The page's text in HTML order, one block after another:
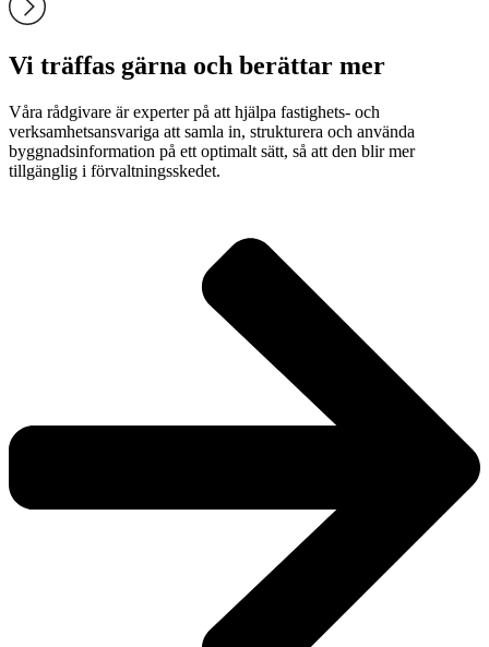
Vi träffas gärna och berättar mer
Våra rådgivare är experter på att hjälpa fastighets- och
verksamhetsansvariga att samla in, strukturera och använda
byggnadsinformation på ett optimalt sätt, så att den blir mer
tillgänglig i förvaltningsskedet.